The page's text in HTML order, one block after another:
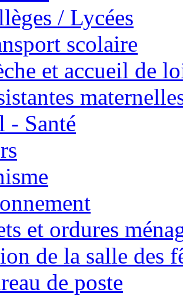
/ Lycées
scolaire
et accueil de
- Santé
et ordures
de la salle des
de poste